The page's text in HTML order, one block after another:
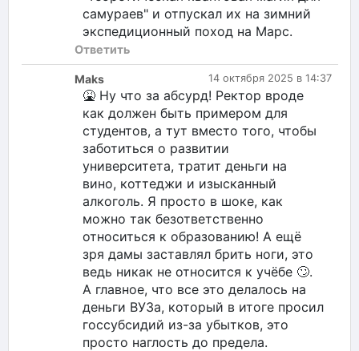
самураев" и отпускал их на зимний
экспедиционный поход на Марс.
Ответить
14 октября 2025 в 14:37
Maks
🤮 Ну что за абсурд! Ректор вроде
как должен быть примером для
студентов, а тут вместо того, чтобы
заботиться о развитии
университета, тратит деньги на
вино, коттеджи и изысканный
алкоголь. Я просто в шоке, как
можно так безответственно
относиться к образованию! А ещё
зря дамы заставлял брить ноги, это
ведь никак не относится к учёбе 🙄.
А главное, что все это делалось на
деньги ВУЗа, который в итоге просил
госсубсидий из-за убытков, это
просто наглость до предела.